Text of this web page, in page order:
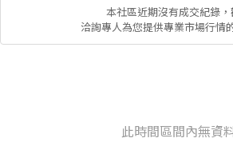
本社區近期沒有成交紀錄
洽詢專人為您提供專業市場行情
此時間區間內無資